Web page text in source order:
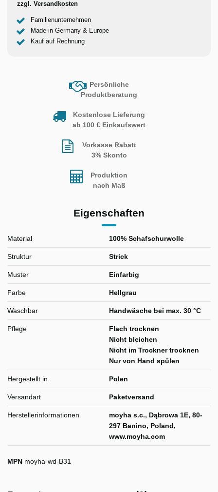
zzgl. Versandkosten
Familienunternehmen
Made in Germany & Europe
Kauf auf Rechnung
Persönliche
Produktberatung
Kostenlose Lieferung
ab 100 € Einkaufswert
Vorkasse Rabatt
3% Skonto
Produktion
nach Maß
Eigenschaften
Material 100% Schafschurwolle
Struktur Strick
Muster Einfarbig
Farbe Hellgrau
Waschbar Handwäsche bei max. 30 °C
Pflege
Flach trocknen
Nicht bleichen
Nicht im Trockner trocknen
Nur von Hand spülen
Hergestellt in Polen
Versandart Paketversand
Herstellerinformationen
moyha s.c., Dąbrowa 1E, 80-
297 Banino, Poland,
www.moyha.com
MPN moyha-wd-B31